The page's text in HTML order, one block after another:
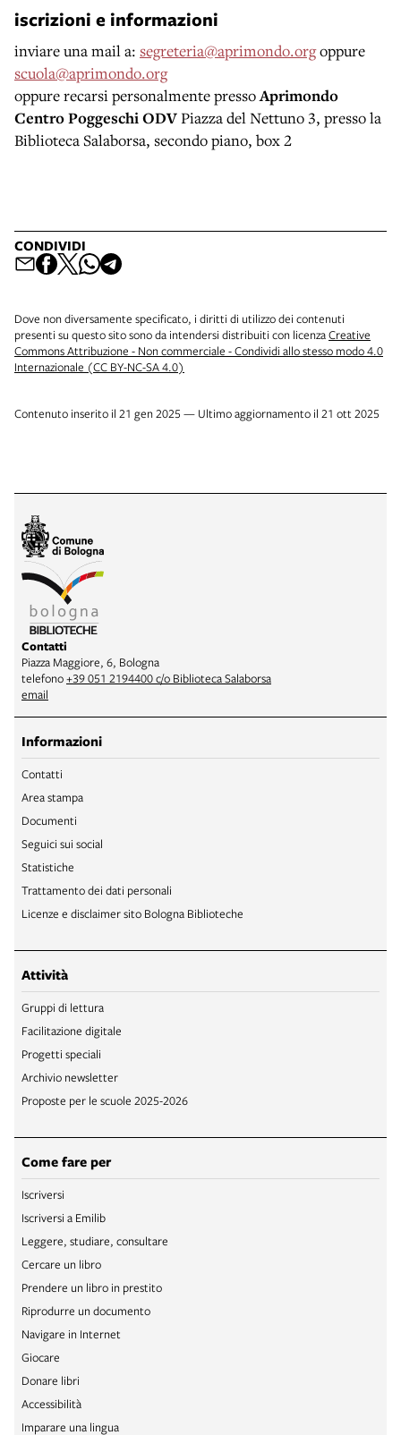
iscrizioni e informazioni
inviare una mail a: segreteria@aprimondo.orgoppure
scuola@aprimondo.org
oppure recarsi personalmente pressoAprimondo
Centro Poggeschi ODVPiazza del Nettuno 3, presso la
Biblioteca Salaborsa, secondo piano, box 2
CONDIVIDI
Dove non diversamente specificato, i diritti di utilizzo dei contenuti
presenti su questo sito sono da intendersi distribuiti con licenzaCreative
Commons Attribuzione - Non commerciale - Condividi allo stesso modo 4.0
Internazionale (CC BY-NC-SA 4.0)
Contenuto inserito il 21 gen 2025 — Ultimo aggiornamento il 21 ott 2025
Contatti
Piazza Maggiore, 6, Bologna
telefono+39 051 2194400 c/o Biblioteca Salaborsa
email
Informazioni
Contatti
Area stampa
Documenti
Seguici sui social
Statistiche
Trattamento dei dati personali
Licenze e disclaimer sito Bologna Biblioteche
Attività
Gruppi di lettura
Facilitazione digitale
Progetti speciali
Archivio newsletter
Proposte per le scuole 2025-2026
Come fare per
Iscriversi
Iscriversi a Emilib
Leggere, studiare, consultare
Cercare un libro
Prendere un libro in prestito
Riprodurre un documento
Navigare in Internet
Giocare
Donare libri
Accessibilità
Imparare una lingua